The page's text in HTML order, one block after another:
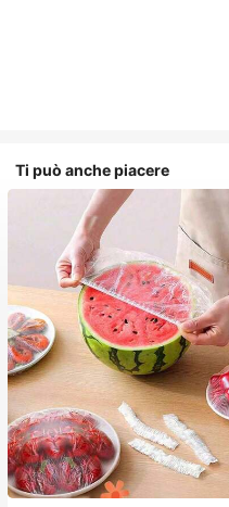
Ti può anche piacere